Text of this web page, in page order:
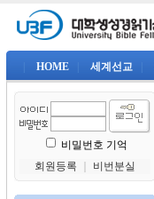
HOME 세계선교
비밀번호 기억
회원등록
비번분실